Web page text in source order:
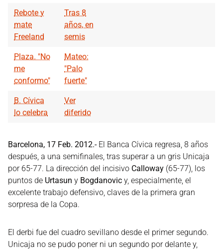
Rebote y
mate
Freeland
Tras 8
años, en
semis
Plaza. "No
me
conformo"
Mateo:
"Palo
fuerte"
B. Cívica
lo celebra
Ver
diferido
Barcelona, 17 Feb. 2012.-El Banca Cívica regresa, 8 años
después, a una semifinales, tras superar a un gris Unicaja
por 65-77. La dirección del incisivo Calloway (65-77), los
puntos de Urtasun y Bogdanovic y, especialmente, el
excelente trabajo defensivo, claves de la primera gran
sorpresa de la Copa.
El derbi fue del cuadro sevillano desde el primer segundo.
Unicaja no se pudo poner ni un segundo por delante y,